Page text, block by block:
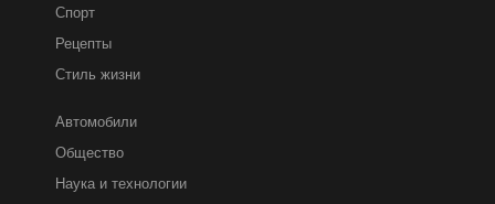
Спорт
Рецепты
Стиль жизни
Автомобили
Общество
Наука и технологии